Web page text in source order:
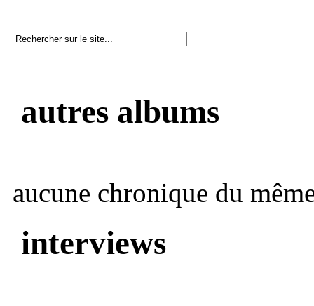
autres albums
aucune chronique du
interviews